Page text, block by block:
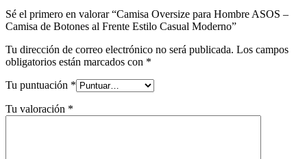
Sé el primero en valorar “Camisa Oversize para Hombre ASOS –
Camisa de Botones al Frente Estilo Casual Moderno”
Tu dirección de correo electrónico no será publicada. Los campos
obligatorios están marcados con *
Tu puntuación *
Tu valoración *